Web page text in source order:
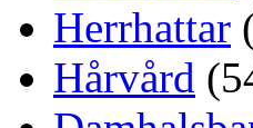
Herrhattar
Hårvård